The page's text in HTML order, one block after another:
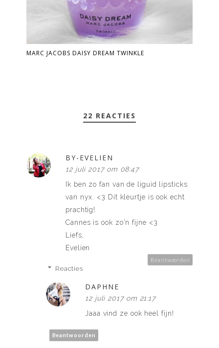
MARC JACOBS DAISY DREAM TWINKLE
22 REACTIES
BY-EVELIEN
12 juli 2017 om 08:47
Ik ben zo fan van de liguid lipsticks
van nyx. <3 Dit kleurtje is ook echt
prachtig!
Cannes is ook zo'n fijne <3
Liefs,
Evelien
Beantwoorden
Reacties
DAPHNE
12 juli 2017 om 21:17
Jaaa vind ze ook heel fijn!
Beantwoorden